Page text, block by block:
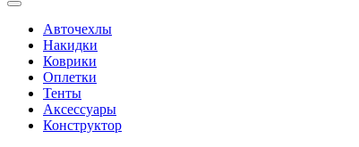
Авточехлы
Накидки
Коврики
Оплетки
Тенты
Аксессуары
Конструктор